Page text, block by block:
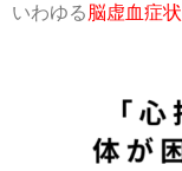
いわゆる脳虚血症状